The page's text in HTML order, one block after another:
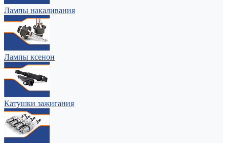
Лампы накаливания
Лампы ксенон
Катушки зажигания